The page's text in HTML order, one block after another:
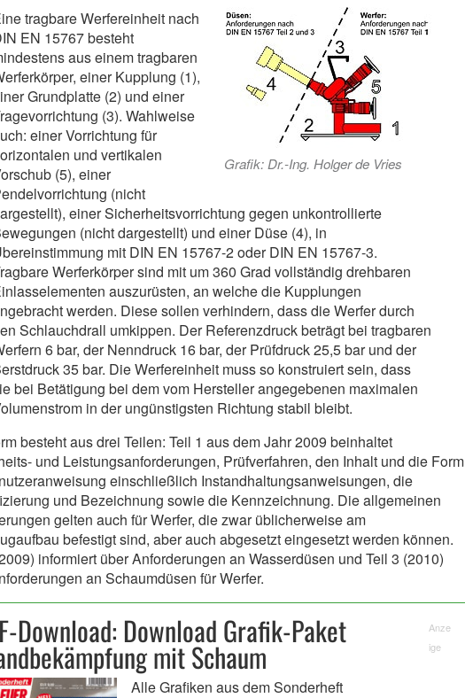
Grafik: Dr.-Ing. Holger de Vries
tragbare Werfereinheit nach
EN 15767 besteht
aus einem tragbaren
einer Kupplung (1),
Grundplatte (2) und einer
(3). Wahlweise
einer Vorrichtung für
und vertikalen
(5), einer
(nicht
einer Sicherheitsvorrichtung gegen unkontrollierte
(nicht dargestellt) und einer Düse (4), in
mit DIN EN 15767-2 oder DIN EN 15767-3.
Werferkörper sind mit um 360 Grad vollständig drehbaren
auszurüsten, an welche die Kupplungen
werden. Diese sollen verhindern, dass die Werfer durch
Schlauchdrall umkippen. Der Referenzdruck beträgt bei tragbaren
6 bar, der Nenndruck 16 bar, der Prüfdruck 25,5 bar und der
35 bar. Die Werfereinheit muss so konstruiert sein, dass
bei Betätigung bei dem vom Hersteller angegebenen maximalen
in der ungünstigsten Richtung stabil bleibt.
besteht aus drei Teilen: Teil 1 aus dem Jahr 2009 beinhaltet
und Leistungsanforderungen, Prüfverfahren, den Inhalt und die Form
einschließlich Instandhaltungsanweisungen, die
und Bezeichnung sowie die Kennzeichnung. Die allgemeinen
gelten auch für Werfer, die zwar üblicherweise am
befestigt sind, aber auch abgesetzt eingesetzt werden können.
informiert über Anforderungen an Wasserdüsen und Teil 3 (2010)
an Schaumdüsen für Werfer.
Download: Download Grafik-Paket
mit Schaum
Anze
ige
Alle Grafiken aus dem Sonderheft